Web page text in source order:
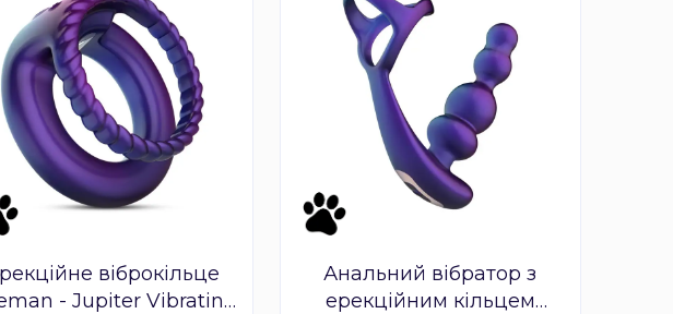
віброкільце
- Jupiter Vibrating
Анальний вібратор з
ерекційним кільцем